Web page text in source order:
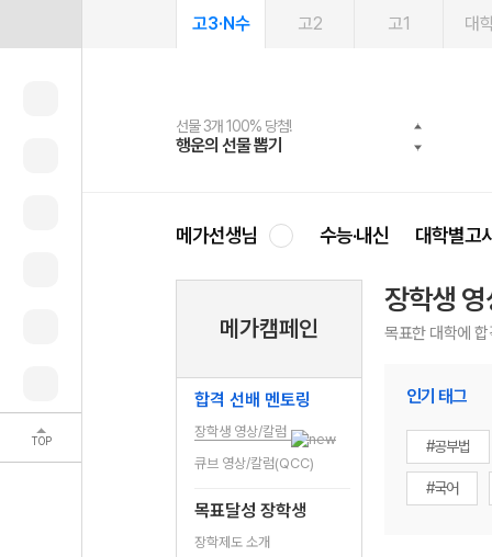
TOP
고3·N수 고2 고1 대
선물 3개 100% 당첨!
행운의 선물 뽑기
선물 100% 증정!
메가스터디 X 올리브
여름방학 스터디 캐시백
메가런 썸머스쿨
2027 러셀 단과
강사 공개선발
스마트러닝앱
설문 EVENT
메가패스
3일 무료 체험권
메가패스 수강생 무료혜택!
메가클럽 멤버십
사회공헌 캠페인
희망이룸 메가나눔
메가선생님 수능·내신 대학별고
메가캠페인
합격 선배 멘토링
장학생 영상/칼럼
큐브 영상/칼럼(QCC)
목표달성 장학생
장학제도 소개
장학생
목표한 대학에
인기 태그
#공부법
#국어